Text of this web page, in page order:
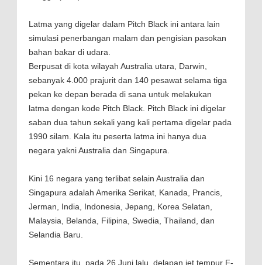
Latma yang digelar dalam Pitch Black ini antara lain
simulasi penerbangan malam dan pengisian pasokan
bahan bakar di udara.
Berpusat di kota wilayah Australia utara, Darwin,
sebanyak 4.000 prajurit dan 140 pesawat selama tiga
pekan ke depan berada di sana untuk melakukan
latma dengan kode Pitch Black. Pitch Black ini digelar
saban dua tahun sekali yang kali pertama digelar pada
1990 silam. Kala itu peserta latma ini hanya dua
negara yakni Australia dan Singapura.
Kini 16 negara yang terlibat selain Australia dan
Singapura adalah Amerika Serikat, Kanada, Prancis,
Jerman, India, Indonesia, Jepang, Korea Selatan,
Malaysia, Belanda, Filipina, Swedia, Thailand, dan
Selandia Baru.
Sementara itu, pada 26 Juni lalu, delapan jet tempur F-